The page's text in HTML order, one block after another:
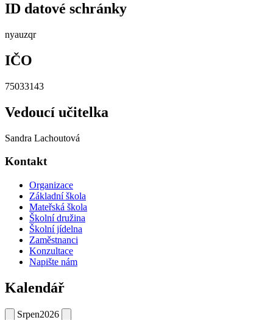
ID datové schránky
nyauzqr
IČO
75033143
Vedoucí učitelka
Sandra Lachoutová
Kontakt
Organizace
Základní škola
Mateřská škola
Školní družina
Školní jídelna
Zaměstnanci
Konzultace
Napište nám
Kalendář
Srpen2026